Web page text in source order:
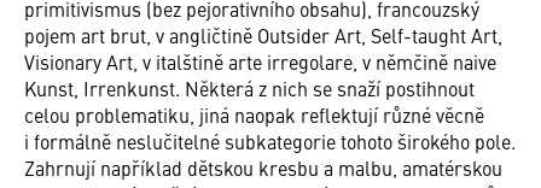
primitivismus (bez pejorativního obsahu), francouzský
pojem art brut, v angličtině Outsider Art, Self-taught Art,
Visionary Art, v italštině arte irregolare, v němčině naive
Kunst, Irrenkunst. Některá z nich se snaží postihnout
celou problematiku, jiná naopak reflektují různé věcně
i formálně neslučitelné subkategorie tohoto širokého pole.
Zahrnují například dětskou kresbu a malbu, amatérskou